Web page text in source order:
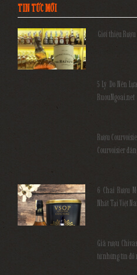
TIN TỨC MỚI
Giới thiệu
5 Lý Do Nên
RuouNgoai.net
Rượu
Courvoisier
6 Chai Rượu
Nhất Tại Việt
Giá rượu
từ những tín đồ